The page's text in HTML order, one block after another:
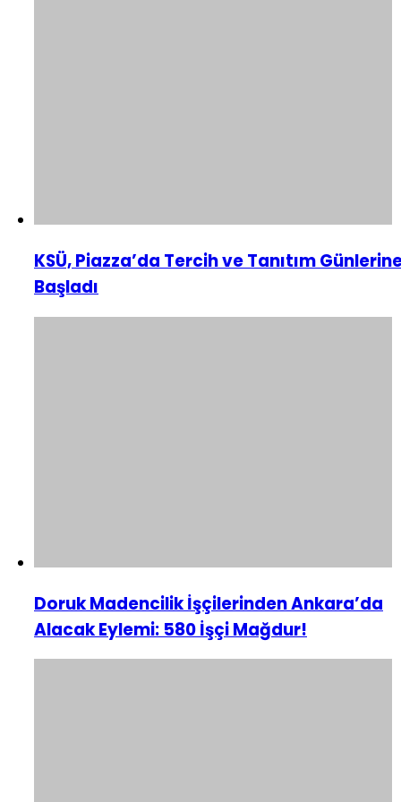
KSÜ, Piazza’da Tercih ve Tanıtım
Başladı
Doruk Madencilik İşçilerinden Ankara’da
Alacak Eylemi: 580 İşçi Mağdur!